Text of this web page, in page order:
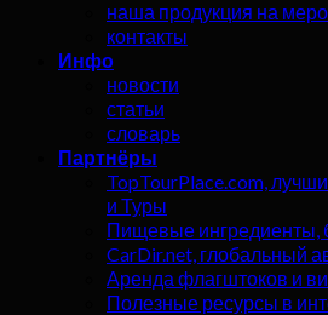
наша продукция на
контакты
Инфо
новости
статьи
словарь
Партнёры
TopTourPlace.com,
и Туры
Пищевые ингредиенты,
CarDir.net, глобальный
Аренда флагштоков и
Полезные ресурсы в